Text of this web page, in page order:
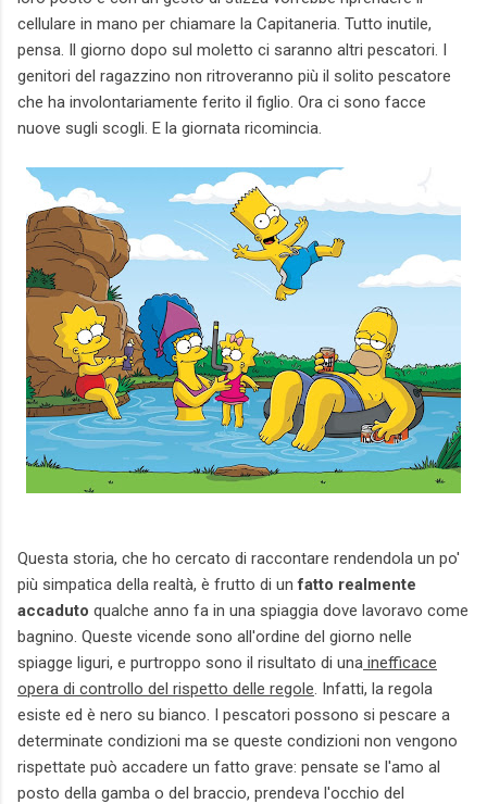
cellulare in mano per chiamare la Capitaneria. Tutto inutile,
pensa. Il giorno dopo sul moletto ci saranno altri pescatori. I
genitori del ragazzino non ritroveranno più il solito pescatore
che ha involontariamente ferito il figlio. Ora ci sono facce
nuove sugli scogli. E la giornata ricomincia.
Questa storia, che ho cercato di raccontare rendendola un po'
più simpatica della realtà, è frutto di unfatto realmente
accaduto qualche anno fa in una spiaggia dove lavoravo come
bagnino. Queste vicende sono all'ordine del giorno nelle
spiagge liguri, e purtroppo sono il risultato di una inefficace
opera di controllo del rispetto delle regole. Infatti, la regola
esiste ed è nero su bianco. I pescatori possono si pescare a
determinate condizioni ma se queste condizioni non vengono
rispettate può accadere un fatto grave: pensate se l'amo al
posto della gamba o del braccio, prendeva l'occhio del